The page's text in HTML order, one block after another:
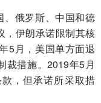
、俄罗斯、中国和德
，伊朗承诺限制其核
5月，美国单方面退
裁措施。2019年5月
，但承诺所采取措